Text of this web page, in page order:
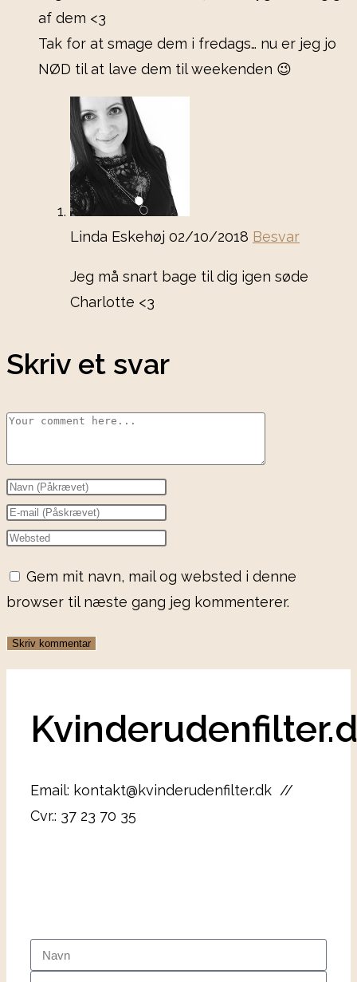
af dem <3
Tak for at smage dem i fredags… nu er jeg jo
NØD til at lave dem til weekenden 😉
Linda Eskehøj 02/10/2018 Besvar
Jeg må snart bage til dig igen søde
Charlotte <3
Skriv et svar
Gem mit navn, mail og websted i denne
browser til næste gang jeg kommenterer.
Email: kontakt@kvinderudenfilter.dk //
Cvr.: 37 23 70 35